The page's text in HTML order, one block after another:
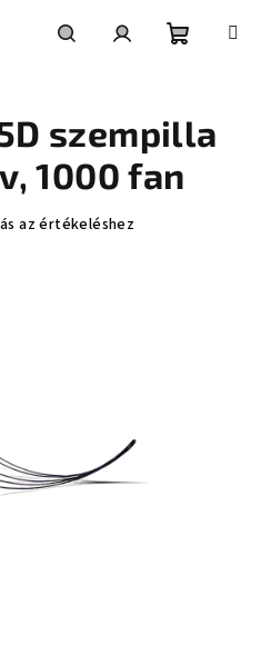
szempilla
1000 fan
az értékeléshez